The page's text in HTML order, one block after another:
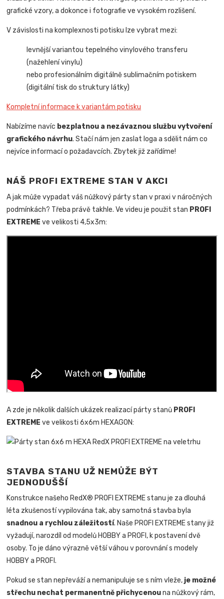
grafické vzory, a dokonce i fotografie ve vysokém rozlišení.
V závislosti na komplexnosti potisku lze vybrat mezi:
levnější variantou tepelného vinylového transferu
(nažehlení vinylu)
nebo profesionálním digitálně sublimačním potiskem
(digitální tisk do struktury látky)
Kompletní informace k variantám potisku
Nabízíme navíc bezplatnou a nezávaznou službu vytvoření
grafického návrhu. Stačí nám jen zaslat loga a sdělit nám co
nejvíce informací o požadavcích. Zbytek již zařídíme!
NÁŠ PROFI EXTREME STAN V AKCI
A jak může vypadat váš nůžkový párty stan v praxi v náročných
podmínkách? Třeba právě takhle. Ve videu je použit stan PROFI
EXTREME ve velikosti 4,5x3m:
A zde je několik dalších ukázek realizací párty stanů PROFI
EXTREME ve velikosti 6x6m HEXAGON:
STAVBA STANU UŽ NEMŮŽE BÝT
JEDNODUŠŠÍ
Konstrukce našeho RedX® PROFI EXTREME stanu je za dlouhá
léta zkušeností vypilována tak, aby samotná stavba byla
snadnou a rychlou záležitostí. Naše PROFI EXTREME stany již
vyžadují, narozdíl od modelů HOBBY a PROFI, k postavení dvě
osoby. To je dáno výrazně větší váhou v porovnání s modely
HOBBY a PROFI.
Pokud se stan nepřeváží a nemanipuluje se s ním vleže, je možné
střechu nechat permanentně přichycenouna nůžkový rám,